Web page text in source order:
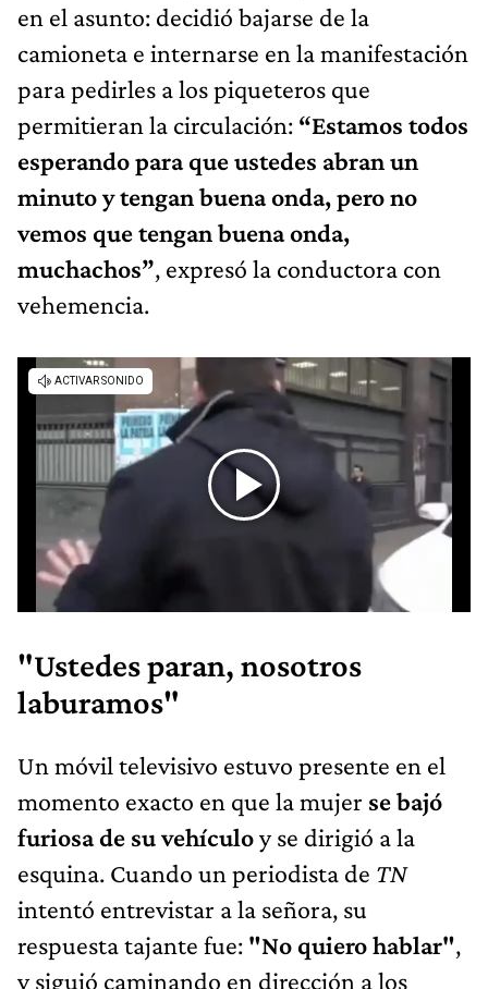
en el asunto: decidió bajarse de la
camioneta e internarse en la manifestación
para pedirles a los piqueteros que
permitieran la circulación: “Estamos todos
esperando para que ustedes abran un
minuto y tengan buena onda, pero no
vemos que tengan buena onda,
muchachos”, expresó la conductora con
vehemencia.
"Ustedes paran, nosotros
laburamos"
Un móvil televisivo estuvo presente en el
momento exacto en que la mujer se bajó
furiosa de su vehículoy se dirigió a la
esquina. Cuando un periodista de TN
intentó entrevistar a la señora, su
respuesta tajante fue: "No quiero hablar",
y siguió caminando en dirección a los